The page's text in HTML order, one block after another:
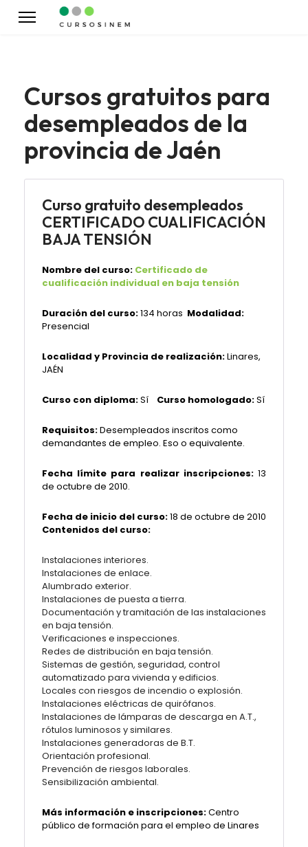
Cursos gratuitos para
desempleados de la
provincia de Jaén
Curso gratuito desempleados
CERTIFICADO CUALIFICACIÓN
BAJA TENSIÓN
Nombre del curso: Certificado de
cualificación individual en baja tensión
Duración del curso:134 horas Modalidad:
Presencial
Localidad y Provincia de realización:Linares,
JAÉN
Curso con diploma:Sí Curso homologado:Sí
Requisitos:Desempleados inscritos como
demandantes de empleo. Eso o equivalente.
Fecha límite para realizar inscripciones:13
de octubre de 2010.
Fecha de inicio del curso:18 de octubre de 2010
Contenidos del curso:
Instalaciones interiores.
Instalaciones de enlace.
Alumbrado exterior.
Instalaciones de puesta a tierra.
Documentación y tramitación de las instalaciones
en baja tensión.
Verificaciones e inspecciones.
Redes de distribución en baja tensión.
Sistemas de gestión, seguridad, control
automatizado para vivienda y edificios.
Locales con riesgos de incendio o explosión.
Instalaciones eléctricas de quirófanos.
Instalaciones de lámparas de descarga en A.T.,
rótulos luminosos y similares.
Instalaciones generadoras de B.T.
Orientación profesional.
Prevención de riesgos laborales.
Sensibilización ambiental.
Más información e inscripciones:Centro
público de formación para el empleo de Linares